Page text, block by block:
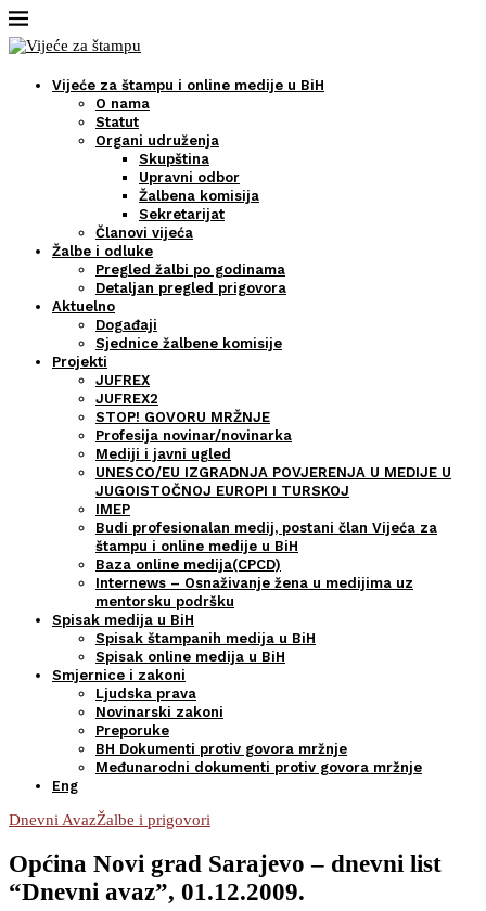
Vijeće za štampu i online medije u BiH
O nama
Statut
Organi udruženja
Skupština
Upravni odbor
Žalbena komisija
Sekretarijat
Članovi vijeća
Žalbe i odluke
Pregled žalbi po godinama
Detaljan pregled prigovora
Aktuelno
Događaji
Sjednice žalbene komisije
Projekti
JUFREX
JUFREX2
STOP! GOVORU MRŽNJE
Profesija novinar/novinarka
Mediji i javni ugled
UNESCO/EU IZGRADNJA POVJERENJA U MEDIJE U
JUGOISTOČNOJ EUROPI I TURSKOJ
IMEP
Budi profesionalan medij, postani član Vijeća za
štampu i online medije u BiH
Baza online medija(CPCD)
Internews – Osnaživanje žena u medijima uz
mentorsku podršku
Spisak medija u BiH
Spisak štampanih medija u BiH
Spisak online medija u BiH
Smjernice i zakoni
Ljudska prava
Novinarski zakoni
Preporuke
BH Dokumenti protiv govora mržnje
Međunarodni dokumenti protiv govora mržnje
Eng
Dnevni AvazŽalbe i prigovori
Općina Novi grad Sarajevo – dnevni list
“Dnevni avaz”, 01.12.2009.